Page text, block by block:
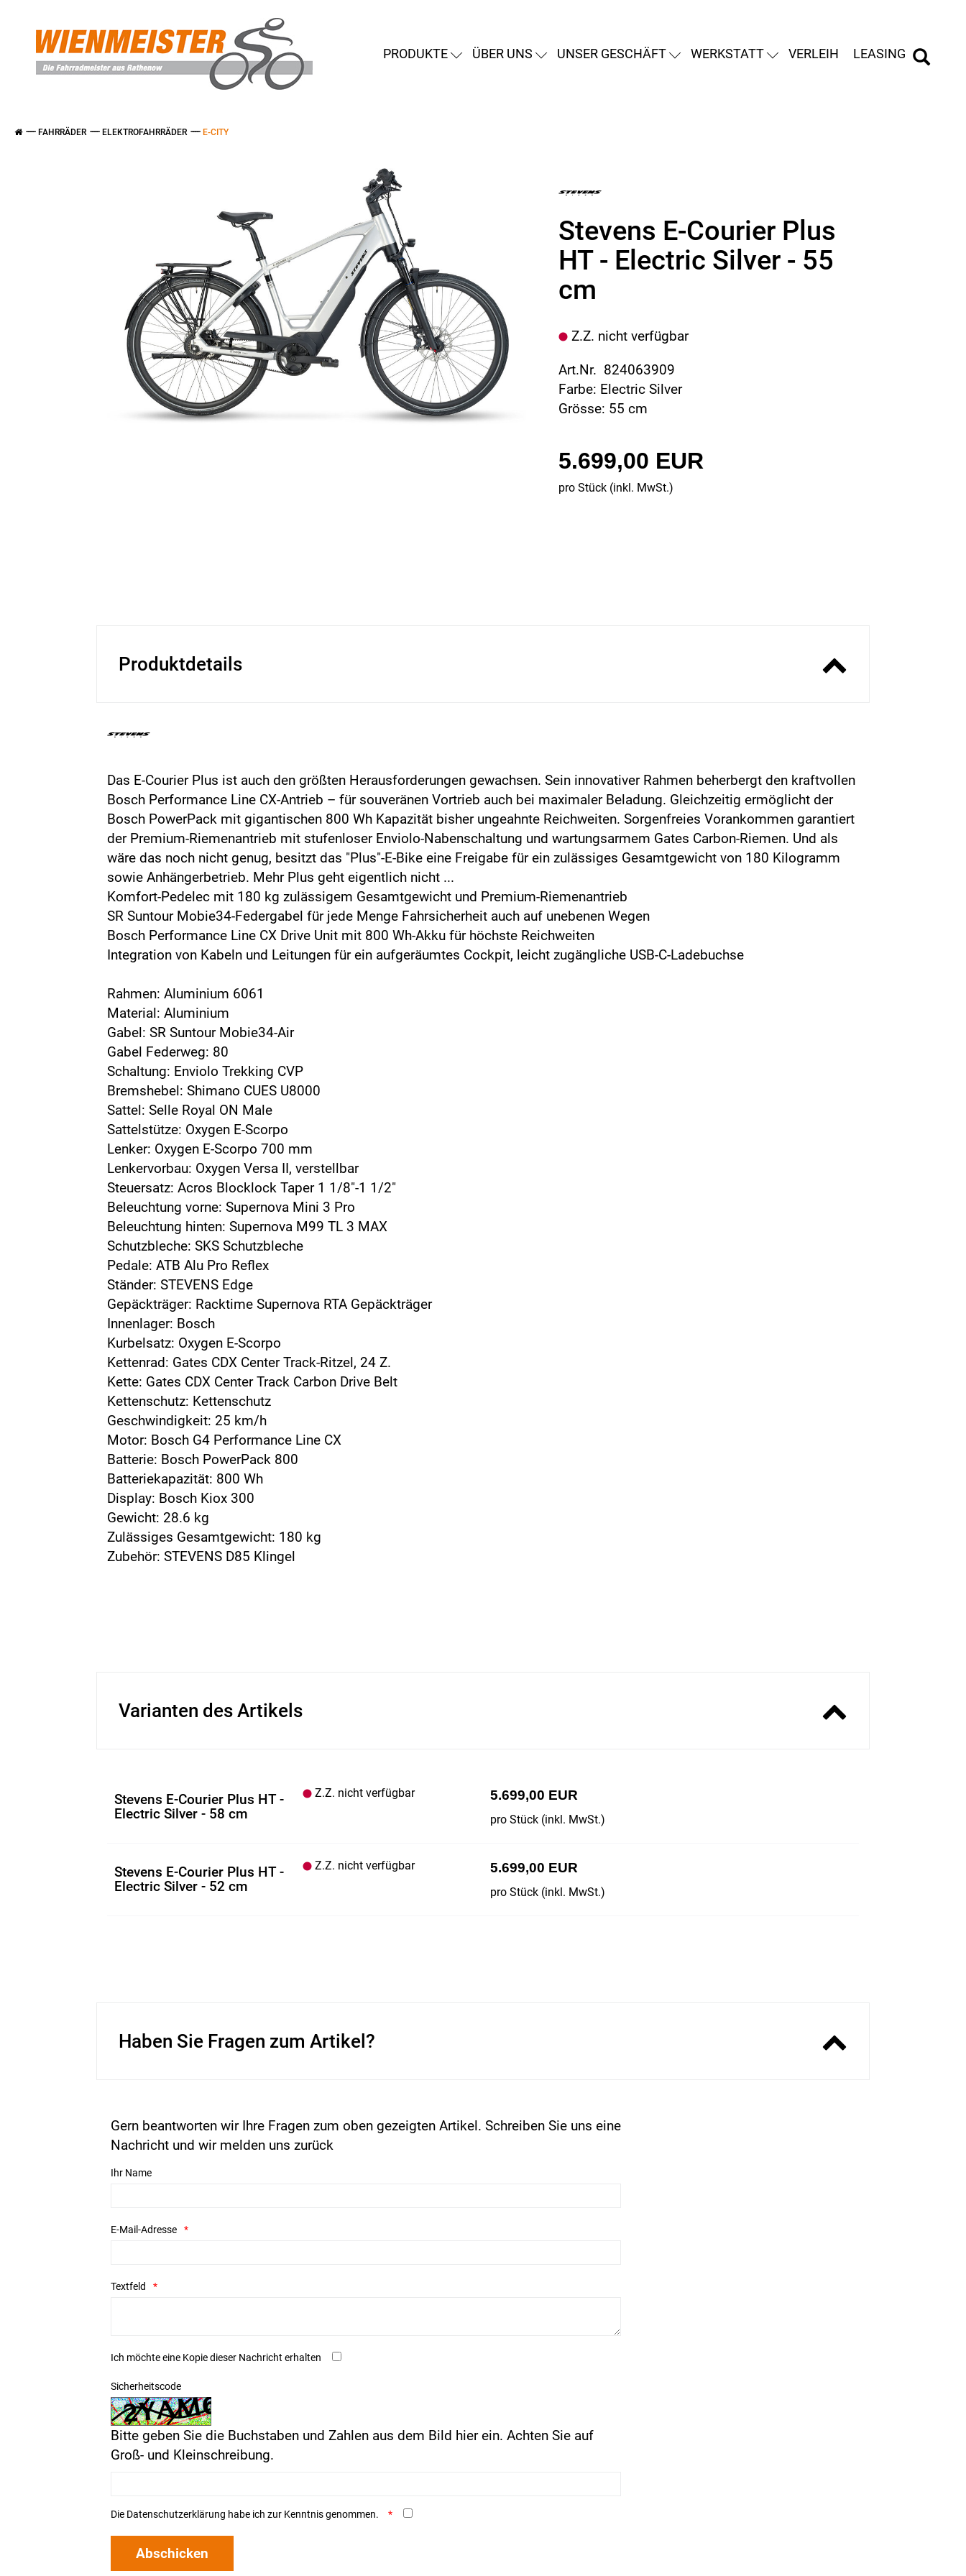
PRODUKTE ÜBER UNS UNSER GESCHÄFT WERKSTATT VERLEIH LEASING
FAHRRÄDER ELEKTROFAHRRÄDER E-CITY
Stevens E-Courier Plus
HT - Electric Silver - 55
cm
Z.Z. nicht verfügbar
Art.Nr. 824063909
Farbe: Electric Silver
Grösse: 55 cm
5.699,00 EUR
pro Stück (inkl. MwSt.)
Produktdetails
Das E-Courier Plus ist auch den größten Herausforderungen gewachsen. Sein innovativer Rahmen beherbergt den kraftvollen
Bosch Performance Line CX-Antrieb – für souveränen Vortrieb auch bei maximaler Beladung. Gleichzeitig ermöglicht der
Bosch PowerPack mit gigantischen 800 Wh Kapazität bisher ungeahnte Reichweiten. Sorgenfreies Vorankommen garantiert
der Premium-Riemenantrieb mit stufenloser Enviolo-Nabenschaltung und wartungsarmem Gates Carbon-Riemen. Und als
wäre das noch nicht genug, besitzt das "Plus"-E-Bike eine Freigabe für ein zulässiges Gesamtgewicht von 180 Kilogramm
sowie Anhängerbetrieb. Mehr Plus geht eigentlich nicht ...
Komfort-Pedelec mit 180 kg zulässigem Gesamtgewicht und Premium-Riemenantrieb
SR Suntour Mobie34-Federgabel für jede Menge Fahrsicherheit auch auf unebenen Wegen
Bosch Performance Line CX Drive Unit mit 800 Wh-Akku für höchste Reichweiten
Integration von Kabeln und Leitungen für ein aufge­räumtes Cockpit, leicht zugängliche USB-C-Ladebuchse
Rahmen: Aluminium 6061
Material: Aluminium
Gabel: SR Suntour Mobie34-Air
Gabel Federweg: 80
Schaltung: Enviolo Trekking CVP
Bremshebel: Shimano CUES U8000
Sattel: Selle Royal ON Male
Sattelstütze: Oxygen E-Scorpo
Lenker: Oxygen E-Scorpo 700 mm
Lenkervorbau: Oxygen Versa II, verstellbar
Steuersatz: Acros Blocklock Taper 1 1/8"-1 1/2"
Beleuchtung vorne: Supernova Mini 3 Pro
Beleuchtung hinten: Supernova M99 TL 3 MAX
Schutzbleche: SKS Schutzbleche
Pedale: ATB Alu Pro Reflex
Ständer: STEVENS Edge
Gepäckträger: Racktime Supernova RTA Gepäckträger
Innenlager: Bosch
Kurbelsatz: Oxygen E-Scorpo
Kettenrad: Gates CDX Center Track-Ritzel, 24 Z.
Kette: Gates CDX Center Track Carbon Drive Belt
Kettenschutz: Kettenschutz
Geschwindigkeit: 25 km/h
Motor: Bosch G4 Performance Line CX
Batterie: Bosch PowerPack 800
Batteriekapazität: 800 Wh
Display: Bosch Kiox 300
Gewicht: 28.6 kg
Zulässiges Gesamtgewicht: 180 kg
Zubehör: STEVENS D85 Klingel
Varianten des Artikels
Stevens E-Courier Plus HT -
Electric Silver - 58 cm
Z.Z. nicht verfügbar 5.699,00 EUR
pro Stück (inkl. MwSt.)
Stevens E-Courier Plus HT -
Electric Silver - 52 cm
Z.Z. nicht verfügbar 5.699,00 EUR
pro Stück (inkl. MwSt.)
Haben Sie Fragen zum Artikel?
Gern beantworten wir Ihre Fragen zum oben gezeigten Artikel. Schreiben Sie uns eine
Nachricht und wir melden uns zurück
Ihr Name
E-Mail-Adresse
Textfeld
Ich möchte eine Kopie dieser Nachricht erhalten
Sicherheitscode
Bitte geben Sie die Buchstaben und Zahlen aus dem Bild hier ein. Achten Sie auf
Groß- und Kleinschreibung.
Die Datenschutzerklärung habe ich zur Kenntnis genommen.
Abschicken